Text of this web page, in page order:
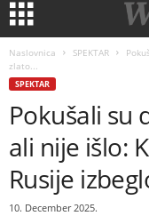
Naslovnica SPEKTAR
zlato...
SPEKTAR
Pokušali su
ali nije išlo:
Rusije
10. December 2025.